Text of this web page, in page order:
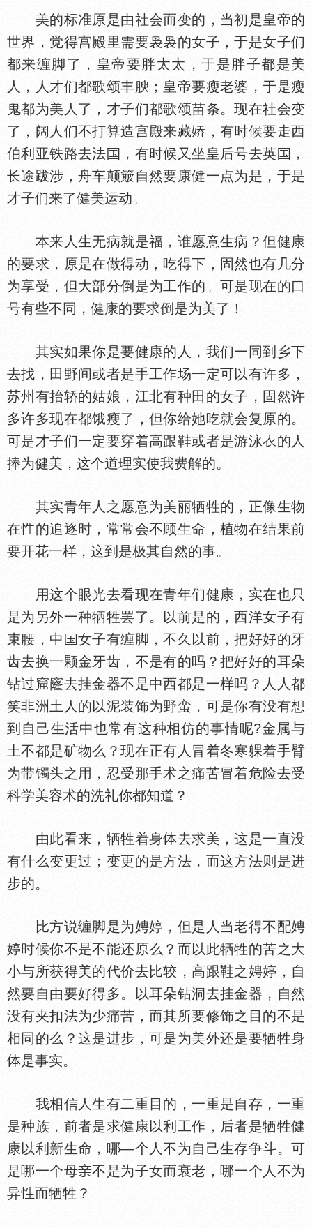
美的标准原是由社会而变的，当初是皇帝的
世界，觉得宫殿里需要袅袅的女子，于是女子们
都来缠脚了，皇帝要胖太太，于是胖子都是美
人，人才们都歌颂丰腴；皇帝要瘦老婆，于是瘦
鬼都为美人了，才子们都歌颂苗条。现在社会变
了，阔人们不打算造宫殿来藏
，有时候要走西
伯利亚铁路去法
，有时候又坐皇后号去英
，
长途跋涉，舟车颠簸自然要康健一点为是，于是
才子们来了健美运动。
本来人生无病就是福，谁愿意生病？但健康
的要求，原是在做得动，吃得下，固然也有几分
为享受，但大部分倒是为工作的。可是现在的口
号有些不同，健康的要求倒是为美了！
其实如果你是要健康的人，我们一同到乡下
去找，田野间或者是手工作场一定可以有许多，
苏州有抬轿的姑娘，江北有种田的女子，固然许
多许多现在都饿瘦了，但你给她吃就会复原的。
可是才子们一定要穿着高跟鞋或者是游泳
的人
捧为健美，这个道理实使我费解的。
其实青年人之愿意为美丽牺牲的，正像生物
在
的追逐时，常常会不顾生命，植物在结果前
要开花一样，这到是极其自然的事。
用这个眼光去看现在青年们健康，实在也只
是为另外一种牺牲罢了。以前是的，西洋女子有
束腰，中
女子有缠脚，不久以前，把好好的牙
齿去换一颗金牙齿，不是有的吗？把好好的耳朵
钻过窟窿去挂金器不是中西都是一样吗？人人都
笑非洲土人的以泥装饰为野蛮，可是你有没有想
到自己生活中也常有这种相仿的事情呢?金属与
土不都是矿物么？现在正有人冒着冬寒躶着手臂
为带镯头之用，忍受那手术之痛苦冒着危险去受
科学美容术的洗礼你都知道？
由此看来，牺牲着身
去求美，这是一直没
有什么变更过；变更的是方法，而这方法则是进
步的。
比方说缠脚是为娉婷，但是人当老得不配娉
婷时候你不是不能还原么？而以此牺牲的苦之大
小与所获得美的代价去比较，高跟鞋之娉婷，自
然要自由要好得多。以耳朵钻洞去挂金器，自然
没有夹扣法为少痛苦，而其所要修饰之目的不是
相同的么？这是进步，可是为美外还是要牺牲身
是事实。
我相信人生有二重目的，一重是自存，一重
是种族，前者是求健康以利工作，后者是牺牲健
康以利新生命，哪—个人不为自己生存争斗。可
是哪一个母
不是为子女而衰老，哪一个人不为
异
而牺牲？